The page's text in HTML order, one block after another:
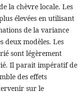
la chèvre locale. Les
élevées en utilisant
de la variance
deux modèles. Les
sont légèrement
Il parait impératif de
des effets
sur le